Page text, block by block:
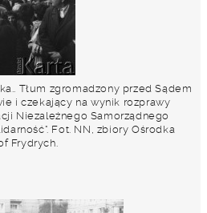
Tłum zgromadzony przed Sądem
i czekający na wynik rozprawy
Niezależnego Samorządnego
Fot. NN, zbiory Ośrodka
Frydrych.